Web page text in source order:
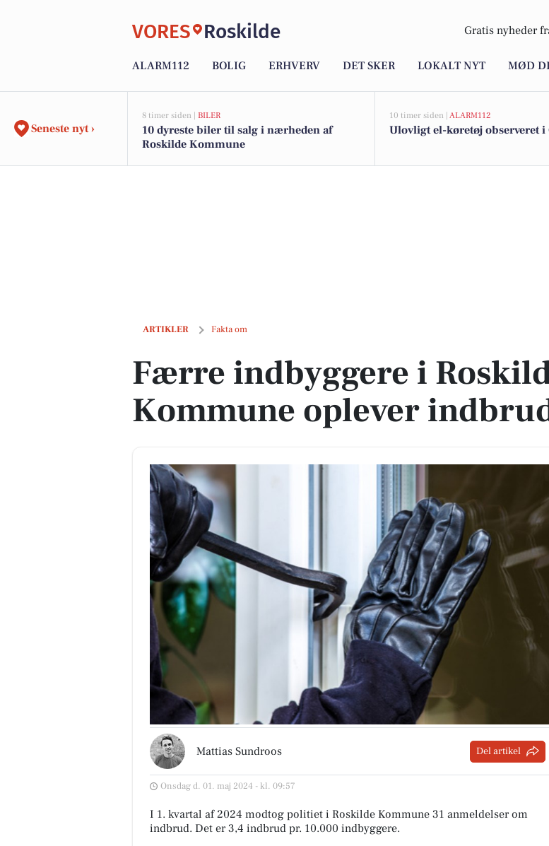
VORES Roskilde Gratis nyheder
ALARM112 BOLIG ERHVERV DET SKER LOKALT NYT MØD
Seneste nyt ›
8 timer siden | BILER
10 dyreste biler til salg i nærheden af
Roskilde Kommune
10 timer siden | ALARM112
Ulovligt el-køretøj observeret i
ARTIKLER Fakta om
Færre indbyggere i Roskilde Kommune oplever indbrud
Færre indbyggere i
Kommune oplever
Mattias Sundroos Del artikel
Onsdag d. 01. maj 2024 - kl. 09:57
I 1. kvartal af 2024 modtog politiet i Roskilde Kommune 31 anmeldelser om
indbrud. Det er 3,4 indbrud pr. 10.000 indbyggere.